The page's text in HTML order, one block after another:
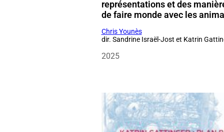
Chris Younès
dir. Sandrine Israël-Jost et Katrin
2025